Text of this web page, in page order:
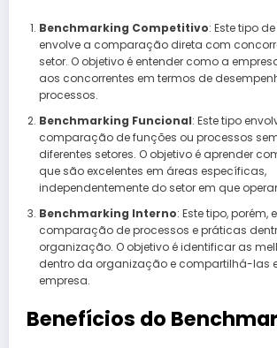
Benchmarking Competitivo: Este tipo
envolve a comparação direta com
setor. O objetivo é entender como a
aos concorrentes em termos de
processos.
Benchmarking Funcional: Este tipo
comparação de funções ou processos
diferentes setores. O objetivo é aprender
que são excelentes em áreas específicas,
independentemente do setor em que
Benchmarking Interno: Este tipo, porém,
comparação de processos e práticas
organização. O objetivo é identificar as
dentro da organização e compartilhá-las
empresa.
Benefícios do